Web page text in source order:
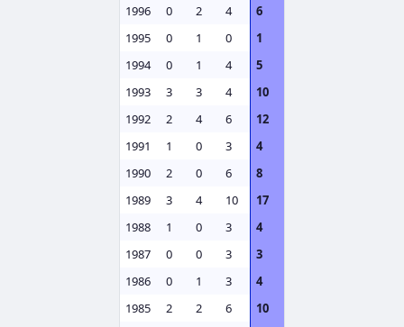
1996
0 2 4
6
1995
0 1 0
1
1994
0 1 4
5
1993
3 3 4
10
1992
2 4 6
12
1991
1 0 3
4
1990
2 0 6
8
1989
3 4 10
17
1988
1 0 3
4
1987
0 0 3
3
1986
0 1 3
4
1985
2 2 6 10